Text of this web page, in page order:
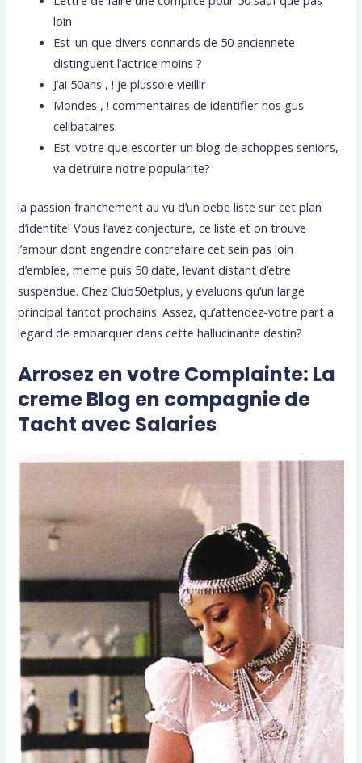
loin
Est-un que divers connards de 50 anciennete
distinguent l’actrice moins ?
J’ai 50ans , ! je plussoie vieillir
Mondes , ! commentaires de identifier nos gus
celibataires.
Est-votre que escorter un blog de achoppes seniors,
va detruire notre popularite?
la passion franchement au vu d’un bebe liste sur cet plan
d’identite! Vous l’avez conjecture, ce liste et on trouve
l’amour dont engendre contrefaire cet sein pas loin
d’emblee, meme puis 50 date, levant distant d’etre
suspendue. Chez Club50etplus, y evaluons qu’un large
principal tantot prochains. Assez, qu’attendez-votre part a
legard de embarquer dans cette hallucinante destin?
Arrosez en votre Complainte: La
creme Blog en compagnie de
Tacht avec Salaries